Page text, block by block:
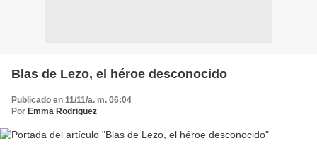
Blas de Lezo, el héroe desconocido
Publicado en 11/11/a. m. 06:04
Por Emma Rodriguez